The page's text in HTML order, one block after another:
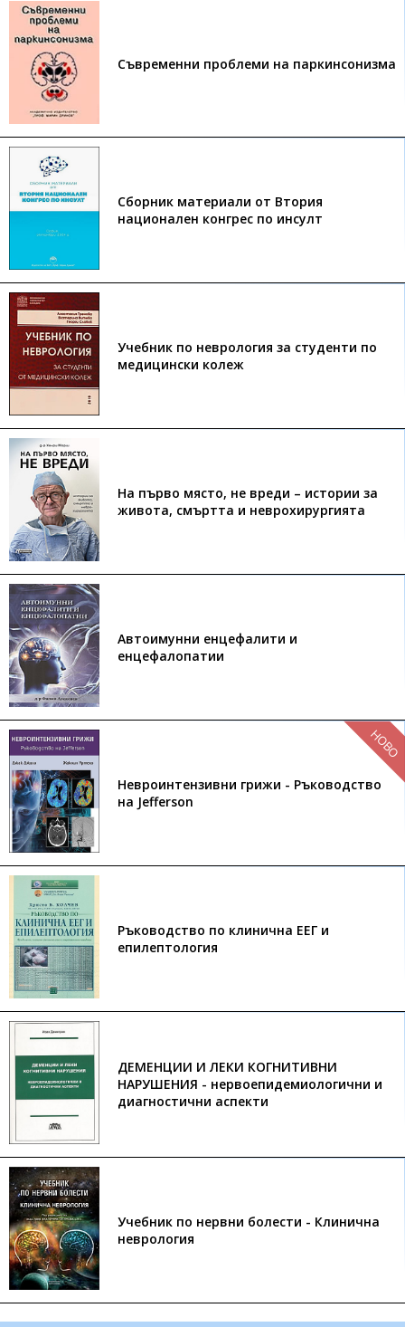
Съвременни проблеми на паркинсонизма
Сборник материали от Втория
национален конгрес по инсулт
Учебник по неврология за студенти по
медицински колеж
На първо място, не вреди – истории за
живота, смъртта и неврохирургията
Автоимунни енцефалити и
енцефалопатии
Невроинтензивни грижи - Ръководство
на Jefferson
НОВО
Ръководство по клинична ЕЕГ и
епилептология
ДЕМЕНЦИИ И ЛЕКИ КОГНИТИВНИ
НАРУШЕНИЯ - нервоепидемиологични и
диагностични аспекти
Учебник по нервни болести - Клинична
неврология